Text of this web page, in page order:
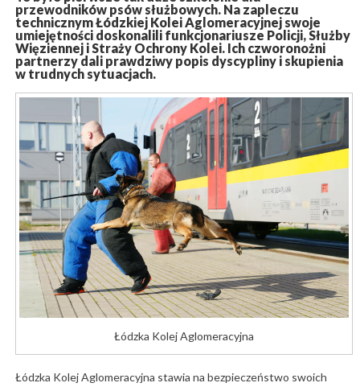
przewodników psów służbowych. Na zapleczu
technicznym Łódzkiej Kolei Aglomeracyjnej swoje
umiejętności doskonalili funkcjonariusze Policji, Służby
Więziennej i Straży Ochrony Kolei. Ich czworonożni
partnerzy dali prawdziwy popis dyscypliny i skupienia
w trudnych sytuacjach.
Łódzka Kolej Aglomeracyjna
Łódzka Kolej Aglomeracyjna stawia na bezpieczeństwo swoich